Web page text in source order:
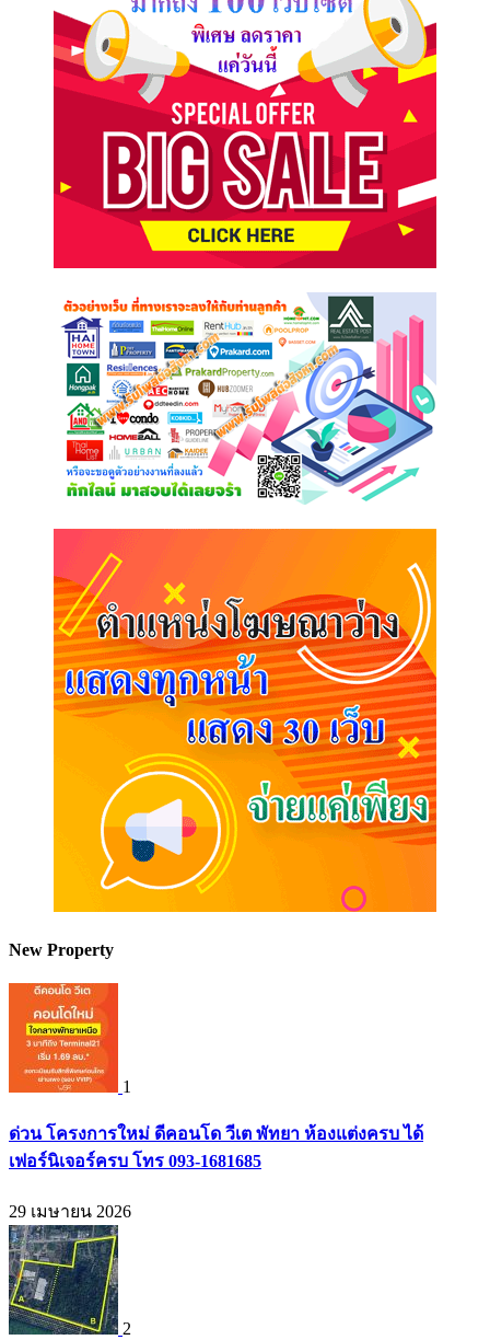
New Property
1
ด่วน โครงการใหม่ ดีคอนโด วีเต พัทยา ห้องแต่งครบ ได้
เฟอร์นิเจอร์ครบ โทร 093-1681685
29 เมษายน 2026
2